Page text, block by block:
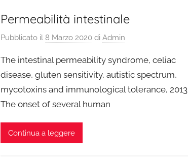
Permeabilità intestinale
Pubblicato il 8 Marzo 2020 diAdmin
The intestinal permeability syndrome, celiac
disease, gluten sensitivity, autistic spectrum,
mycotoxins and immunological tolerance, 2013
The onset of several human
Continua a leggere